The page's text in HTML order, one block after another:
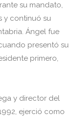
su mandato,
y continuó su
Ángel fue
presentó su
primero,
y director del
ejerció como